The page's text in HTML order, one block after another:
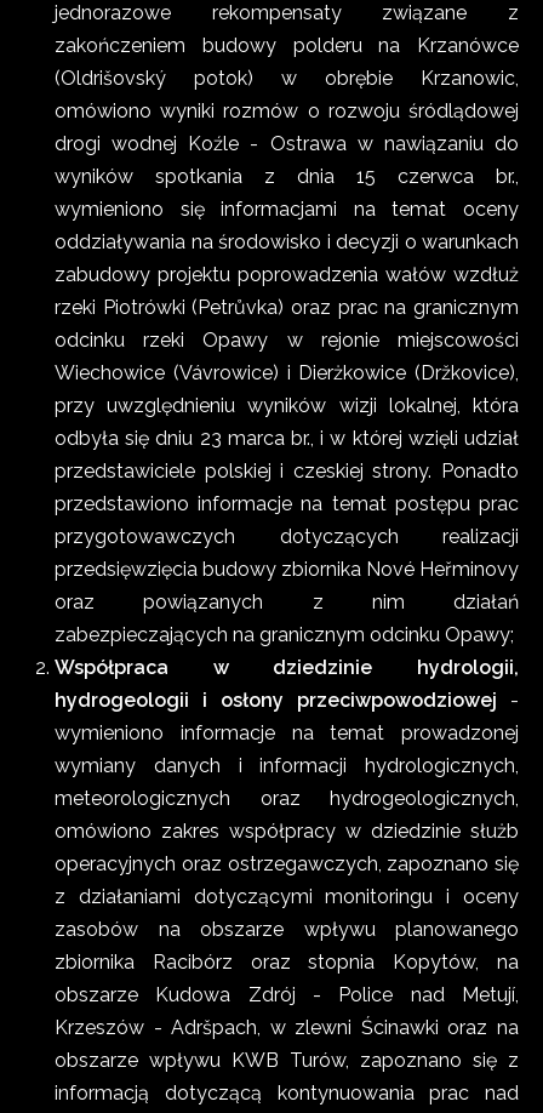
jednorazowe rekompensaty związane z
zakończeniem budowy polderu na Krzanówce
(Oldrišovský potok) w obrębie Krzanowic,
omówiono wyniki rozmów o rozwoju śródlądowej
drogi wodnej Koźle - Ostrawa w nawiązaniu do
wyników spotkania z dnia 15 czerwca br.,
wymieniono się informacjami na temat oceny
oddziaływania na środowisko i decyzji o warunkach
zabudowy projektu poprowadzenia wałów wzdłuż
rzeki Piotrówki (Petrůvka) oraz prac na granicznym
odcinku rzeki Opawy w rejonie miejscowości
Wiechowice (Vávrowice) i Dierżkowice (Držkovice),
przy uwzględnieniu wyników wizji lokalnej, która
odbyła się dniu 23 marca br., i w której wzięli udział
przedstawiciele polskiej i czeskiej strony. Ponadto
przedstawiono informacje na temat postępu prac
przygotowawczych dotyczących realizacji
przedsięwzięcia budowy zbiornika Nové Heřminovy
oraz powiązanych z nim działań
zabezpieczających na granicznym odcinku Opawy;
Współpraca w dziedzinie hydrologii,
hydrogeologii i osłony przeciwpowodziowej -
wymieniono informacje na temat prowadzonej
wymiany danych i informacji hydrologicznych,
meteorologicznych oraz hydrogeologicznych,
omówiono zakres współpracy w dziedzinie służb
operacyjnych oraz ostrzegawczych, zapoznano się
z działaniami dotyczącymi monitoringu i oceny
zasobów na obszarze wpływu planowanego
zbiornika Racibórz oraz stopnia Kopytów, na
obszarze Kudowa Zdrój - Police nad Metují,
Krzeszów - Adršpach, w zlewni Ścinawki oraz na
obszarze wpływu KWB Turów, zapoznano się z
informacją dotyczącą kontynuowania prac nad